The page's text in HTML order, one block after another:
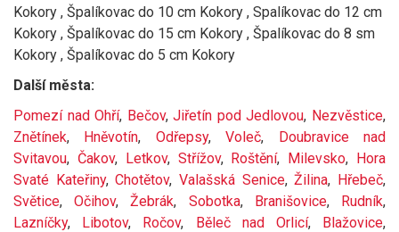
Kokory , Špalíkovac do 10 cm Kokory , Spalíkovac do 12 cm
Kokory , Špalíkovac do 15 cm Kokory , Špalíkovac do 8 sm
Kokory , Špalíkovac do 5 cm Kokory
Další města:
Pomezí nad Ohří, Bečov,Jiřetín pod Jedlovou, Nezvěstice,
Znětínek, Hněvotín, Odřepsy,Voleč, Doubravice nad
Svitavou, Čakov, Letkov, Střížov, Roštění, Milevsko, Hora
Svaté Kateřiny,Chotětov,Valašská Senice,Žilina, Hřebeč,
Světice,Očihov,Žebrák, Sobotka, Branišovice, Rudník,
Lazníčky, Libotov, Ročov, Běleč nad Orlicí, Blažovice,